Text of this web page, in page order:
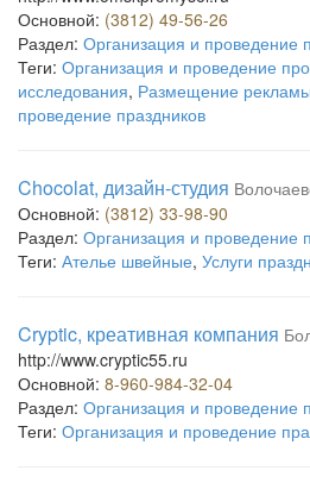
Основной: (3812) 49-56-26
Раздел: Организация и проведение
Теги: Организация и проведение
исследования, Размещение
проведение праздников
Chocolat, дизайн-студия
Основной: (3812) 33-98-90
Раздел: Организация и проведение
Теги: Ателье швейные, Услуги
Cryptic, креативная компания
http://www.cryptic55.ru
Основной: 8-960-984-32-04
Раздел: Организация и проведение
Теги: Организация и проведение